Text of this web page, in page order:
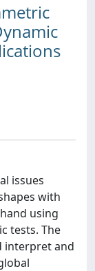
issues
with
using
tests. The
interpret and